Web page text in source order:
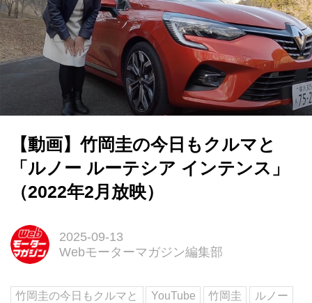
【動画】竹岡圭の今日もクルマと
「ルノー ルーテシア インテンス」
（2022年2月放映）
2025-09-13
Webモーターマガジン編集部
竹岡圭の今日もクルマと YouTube 竹岡圭
ルノー